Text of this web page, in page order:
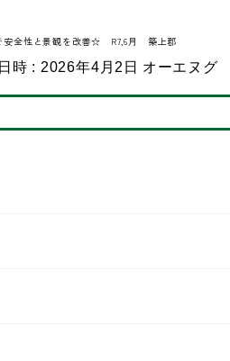
安全性と景観を改善☆ R7,6月 築上郡
時 : 2026年4月2日 オーエヌグ